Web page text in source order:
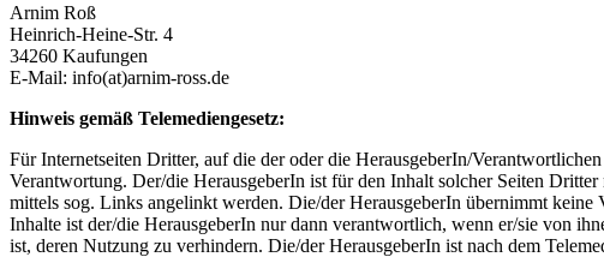
Arnim Roß
Heinrich-Heine-Str. 4
34260 Kaufungen
E-Mail: info(at)arnim-ross.de
Hinweis gemäß Telemediengesetz:
Für Internetseiten Dritter, auf die der oder die HerausgeberIn/
Verantwortung. Der/die HerausgeberIn ist für den Inhalt solcher Seiten
mittels sog. Links angelinkt werden. Die/der HerausgeberIn übernimmt
Inhalte ist der/die HerausgeberIn nur dann verantwortlich, wenn er/sie von
ist, deren Nutzung zu verhindern. Die/der HerausgeberIn ist nach dem